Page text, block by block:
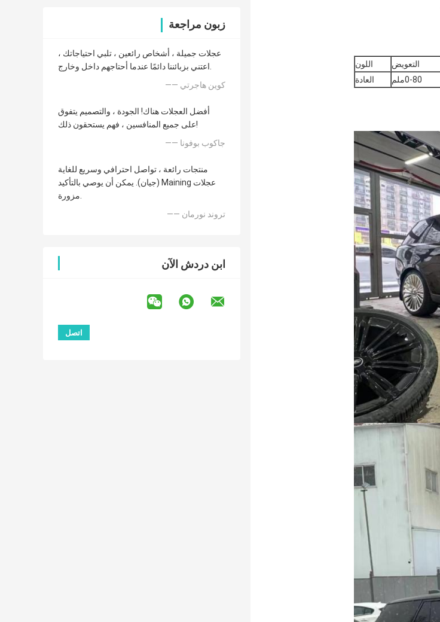
زبون مراجعة
عجلات جميلة ، أشخاص رائعين ، تلبي احتياجاتك ،
اعتني بزبائننا دائمًا عندما أحتاجهم داخل وخارج.
—— كوين هاجرتي
أفضل العجلات هناك! الجودة ، والتصميم يتفوق
على جميع المنافسين ، فهم يستحقون ذلك!
—— جاكوب بوفونا
منتجات رائعة ، تواصل احترافي وسريع للغاية
(جيان). يمكن أن يوصي بالتأكيد Maining عجلات
مزورة.
—— تروند نورمان
ابن دردش الآن
التعويض
اللون
0-80ملم العادة